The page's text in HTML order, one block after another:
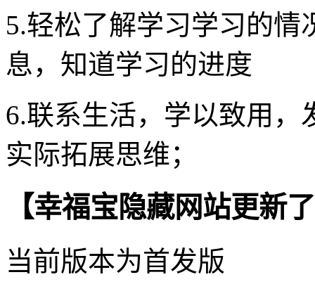
5.轻松了解学习学习的
息，知道学习的进度
6.联系生活，学以致用，
实际拓展思维；
【幸福宝隐藏网站更新
当前版本为首发版